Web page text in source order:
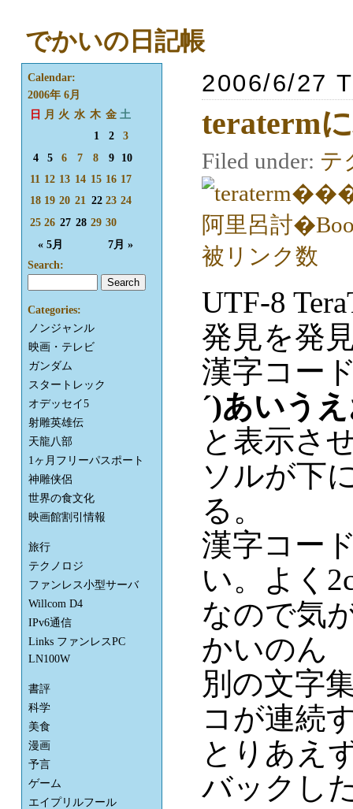
でかいの日記帳
2006/6/27
teraterm
Filed under: テ
UTF-8
発見を発
漢字コー
´)あいう
と表示さ
ソルが下
る。
漢字コー
い。よく
なので気
かいのん
別の文字
コが連続
とりあえ
バックし
Calendar:
2006年 6月
日
月 火 水 木 金 土
« 5月 7月 »
1 2
3
4
5 6 7 8 9
10
11 12 13 14 15 16 17
18 19 20 21 22 23 24
25 26 27 28 29 30
Search:
Categories:
ノンジャンル
映画・テレビ
ガンダム
スタートレック
オデッセイ5
射雕英雄伝
天龍八部
1ヶ月フリーパスポート
神雕侠侶
世界の食文化
映画館割引情報
旅行
テクノロジ
ファンレス小型サーバ
Willcom D4
IPv6通信
Links ファンレスPC
LN100W
書評
科学
美食
漫画
予言
ゲーム
エイプリルフール